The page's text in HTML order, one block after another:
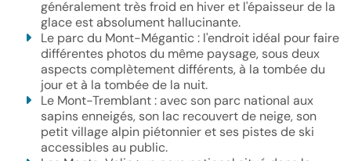
généralement très froid en hiver et l'épaisseur de la
glace est absolument hallucinante.
Le parc du Mont-Mégantic : l'endroit idéal pour faire
différentes photos du même paysage, sous deux
aspects complètement différents, à la tombée du
jour et à la tombée de la nuit.
Le Mont-Tremblant : avec son parc national aux
sapins enneigés, son lac recouvert de neige, son
petit village alpin piétonnier et ses pistes de ski
accessibles au public.